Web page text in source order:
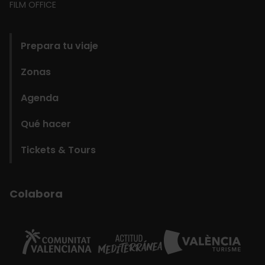
FILM OFFICE
Prepara tu viaje
Zonas
Agenda
Qué hacer
Tickets & Tours
Colabora